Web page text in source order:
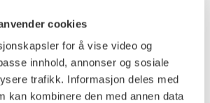
cookies
for å vise video og
innhold, annonser og sosiale
trafikk. Informasjon deles med
kan kombinere den med annen data
olivengrønn på tynt gulhvitt papir
Motivet: 540x500 mm
nede t.h.: Edv. Munch